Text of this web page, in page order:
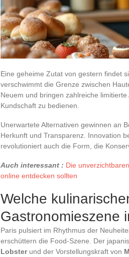
Eine geheime Zutat von gestern findet
verschwimmt die Grenze zwischen
Neuem und bringen zahlreiche
Kundschaft zu bedienen.
Unerwartete Alternativen gewinnen an
Herkunft und Transparenz. Innovation
revolutioniert auch die Form, die
Auch interessant : Die
online entdecken sollten
Welche
Gastronomieszene
Paris pulsiert im Rhythmus der
erschüttern die Food-Szene. Der
Lobsterund der Vorstellungskraft von